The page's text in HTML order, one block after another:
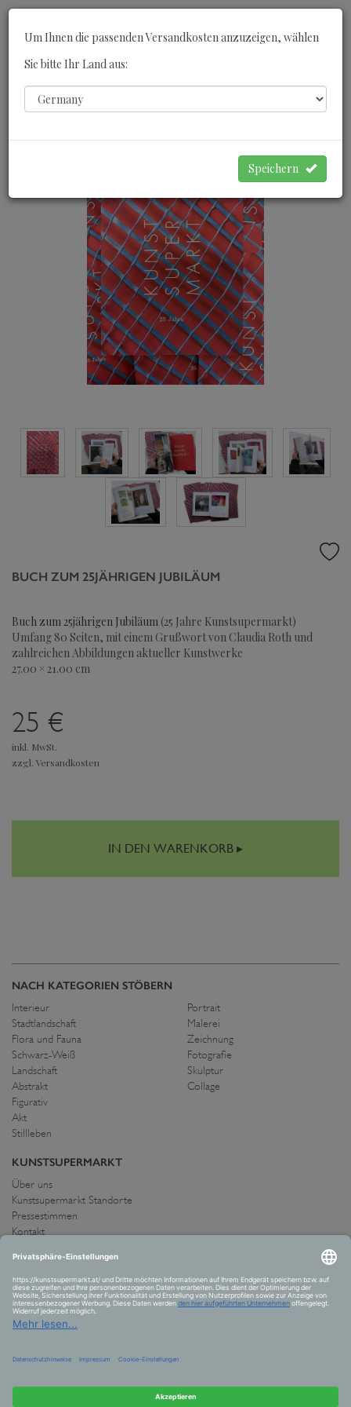
BUCH ZUM 25JÄHRIGEN JUBILÄUM
Buch zum 25jährigen Jubiläum (25 Jahre Kunstsupermarkt)
Umfang 80 Seiten, mit einem Grußwort von Claudia Roth und
zahlreichen Abbildungen aktueller Kunstwerke
27.00 × 21.00 cm
25 €
inkl. MwSt.
zzgl. Versandkosten
IN DEN WARENKORB ▸
NACH KATEGORIEN STÖBERN
Interieur
Stadtlandschaft
Flora und Fauna
Schwarz-Weiß
Landschaft
Abstrakt
Figurativ
Akt
Stillleben
Portrait
Malerei
Zeichnung
Fotografie
Skulptur
Collage
KUNSTSUPERMARKT
Über uns
Kunstsupermarkt Standorte
Pressestimmen
Kontakt
IMPRESSUM UND AGB
Allgemeine Geschäftsbedingungen
Widerrufsrecht
Datenschutzerklärung
Allgemeine Geschäftsbedingungen
Versand und Zahlung
Um Ihnen die passenden Versandkosten anzuzeigen, wählen
Sie bitte Ihr Land aus:
Speichern